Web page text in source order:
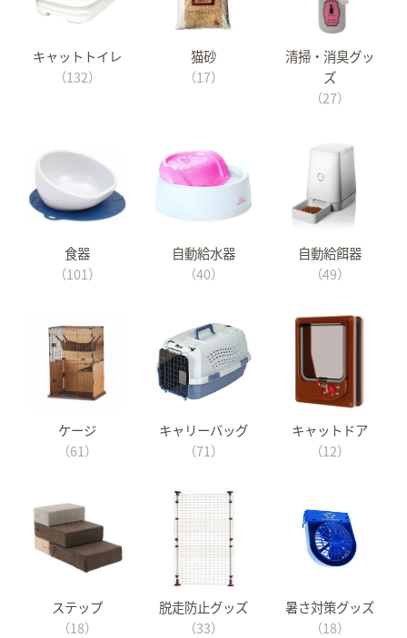
キャットトイレ
（132）
猫砂
（17）
清掃・消臭グッ
ズ
（27）
食器
（101）
自動給水器
（40）
自動給餌器
（49）
ケージ
（61）
キャリーバッグ
（71）
キャットドア
（12）
ステップ
（18）
脱走防止グッズ
（33）
暑さ対策グッズ
（18）